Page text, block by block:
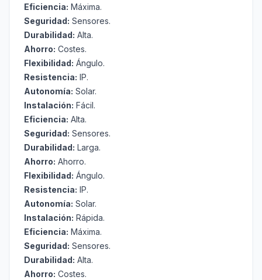
Eficiencia: Máxima.
Seguridad: Sensores.
Durabilidad: Alta.
Ahorro: Costes.
Flexibilidad: Ángulo.
Resistencia: IP.
Autonomía: Solar.
Instalación: Fácil.
Eficiencia: Alta.
Seguridad: Sensores.
Durabilidad: Larga.
Ahorro: Ahorro.
Flexibilidad: Ángulo.
Resistencia: IP.
Autonomía: Solar.
Instalación: Rápida.
Eficiencia: Máxima.
Seguridad: Sensores.
Durabilidad: Alta.
Ahorro: Costes.